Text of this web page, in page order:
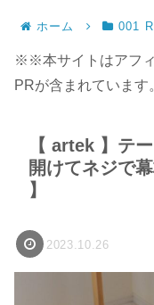
ホーム 001
※※本サイトはアフィ
PRが含まれていま
【 artek 】テ
開けてネジで
】
2023.10.26